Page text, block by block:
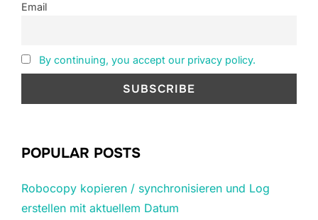
Email
By continuing, you accept our privacy policy.
POPULAR POSTS
Robocopy kopieren / synchronisieren und Log
erstellen mit aktuellem Datum